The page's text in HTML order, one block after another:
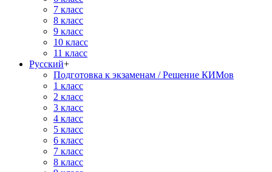
7 класс
8 класс
9 класс
10 класс
11 класс
Русский+
Подготовка к экзаменам / Решение КИМов
1 класс
2 класс
3 класс
4 класс
5 класс
6 класс
7 класс
8 класс